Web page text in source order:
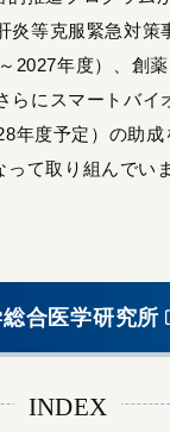
炎等克服緊急対策
2027年度）、創
らにスマートバイ
年度予定）の助成
て取り組んでい
合医学研究所
INDEX